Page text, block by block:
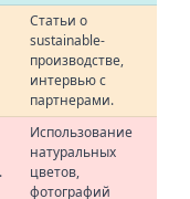
Статьи о
sustainable-
производстве,
интервью с
партнерами.
Использование
натуральных
цветов,
фотографий